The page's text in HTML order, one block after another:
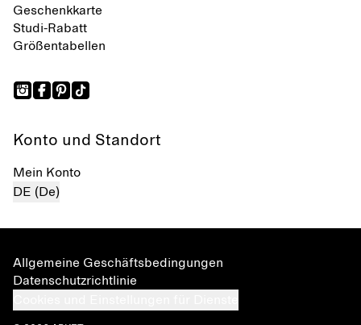
Geschenkkarte
Studi-Rabatt
Größentabellen
Konto und Standort
Mein Konto
DE (De)
Allgemeine Geschäftsbedingungen
Datenschutzrichtlinie